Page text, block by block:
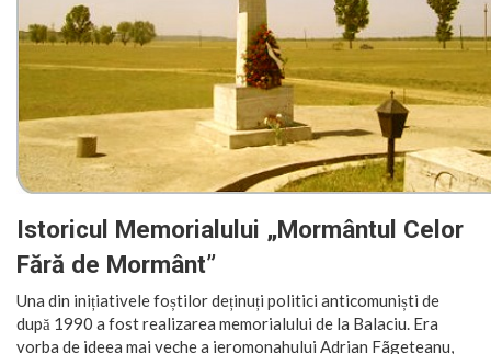
Istoricul Memorialului „Mormântul Celor
Fără de Mormânt”
Una din inițiativele foștilor deținuți politici anticomuniști de
după 1990 a fost realizarea memorialului de la Balaciu. Era
vorba de ideea mai veche a ieromonahului Adrian Fãgeteanu,